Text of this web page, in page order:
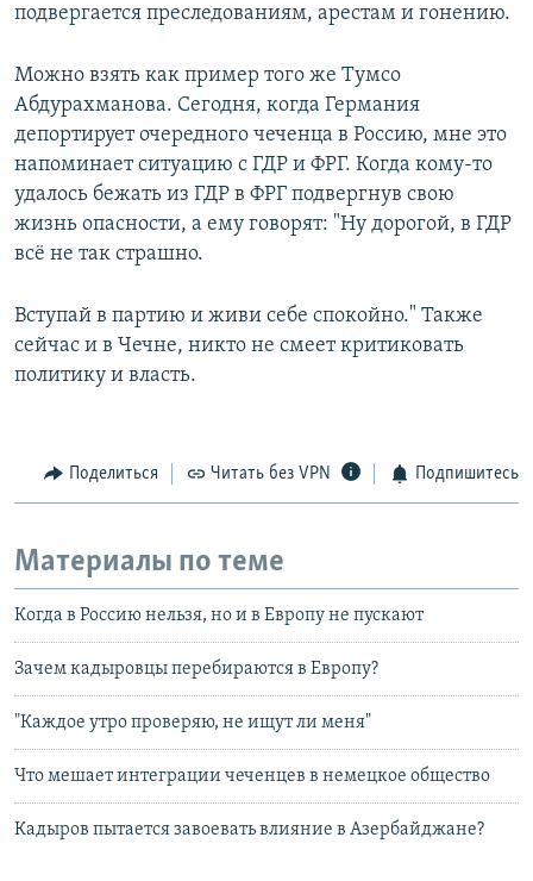
подвергается преследованиям, арестам и гонению.
Можно взять как пример того же Тумсо
Абдурахманова. Сегодня, когда Германия
депортирует очередного чеченца в Россию, мне это
напоминает ситуацию с ГДР и ФРГ. Когда кому-то
удалось бежать из ГДР в ФРГ подвергнув свою
жизнь опасности, а ему говорят: "Ну дорогой, в ГДР
всё не так страшно.
Вступай в партию и живи себе спокойно." Также
сейчас и в Чечне, никто не смеет критиковать
политику и власть.
Поделиться Читать без VPN Подпишитесь
Материалы по теме
Когда в Россию нельзя, но и в Европу не пускают
Зачем кадыровцы перебираются в Европу?
"Каждое утро проверяю, не ищут ли меня"
Что мешает интеграции чеченцев в немецкое общество
Кадыров пытается завоевать влияние в Азербайджане?